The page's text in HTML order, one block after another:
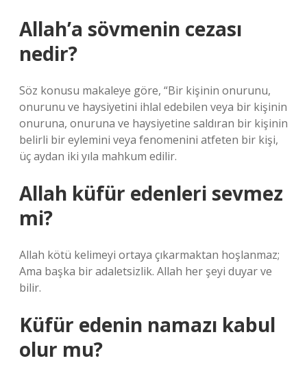
Allah’a sövmenin cezası
nedir?
Söz konusu makaleye göre, “Bir kişinin onurunu,
onurunu ve haysiyetini ihlal edebilen veya bir kişinin
onuruna, onuruna ve haysiyetine saldıran bir kişinin
belirli bir eylemini veya fenomenini atfeten bir kişi,
üç aydan iki yıla mahkum edilir.
Allah küfür edenleri sevmez
mi?
Allah kötü kelimeyi ortaya çıkarmaktan hoşlanmaz;
Ama başka bir adaletsizlik. Allah her şeyi duyar ve
bilir.
Küfür edenin namazı kabul
olur mu?